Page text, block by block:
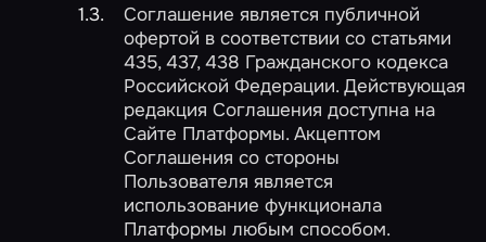
Соглашение является публичной
офертой в соответствии со статьями
435, 437, 438 Гражданского кодекса
Российской Федерации. Действующая
редакция Соглашения доступна на
Сайте Платформы. Акцептом
Соглашения со стороны
Пользователя является
использование функционала
Платформы любым способом.